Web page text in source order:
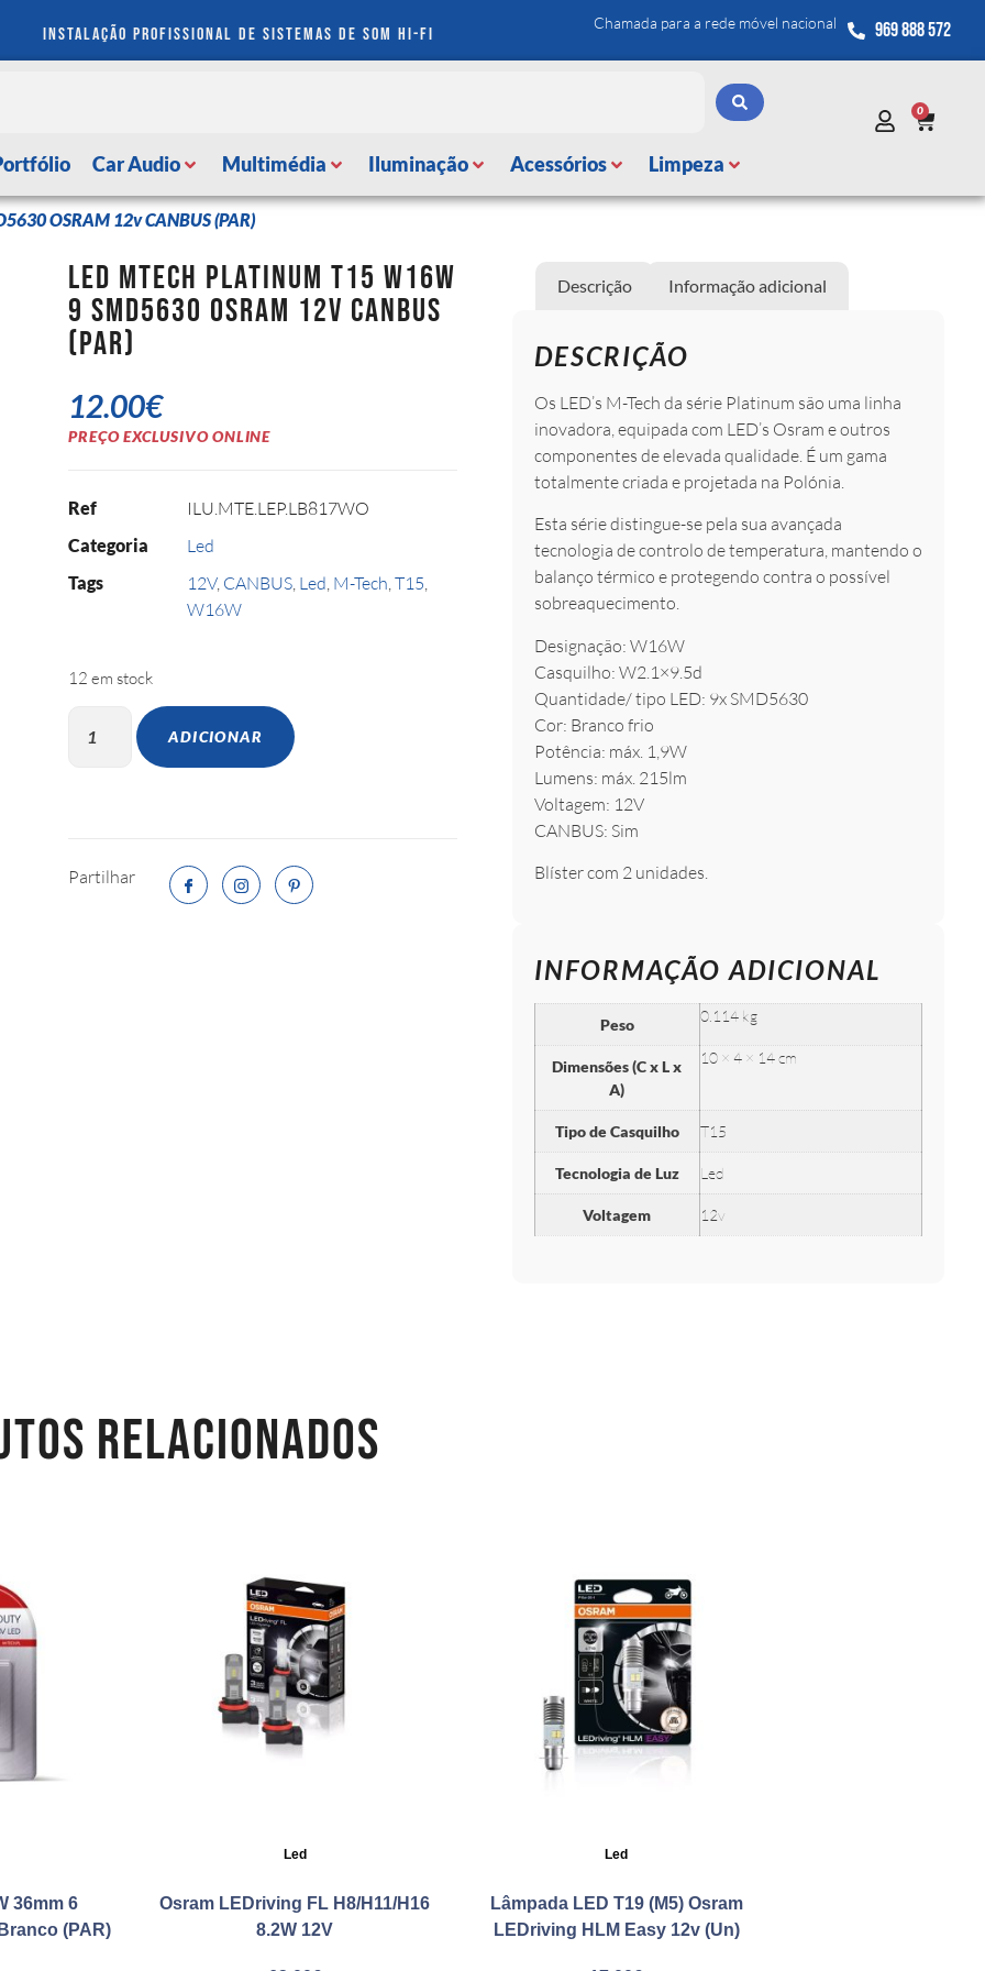
instalação profissional de sistemas de som hi-fi
Chamada para a rede móvel nacional 969 888 572
Car Audio Multimédia Iluminação Acessórios Limpeza
0
OSRAM 12v CANBUS (PAR)
LED MTech Platinum T15 W16W
9 SMD5630 OSRAM 12v CANBUS
(PAR)
12.00€
PREÇO EXCLUSIVO ONLINE
Ref ILU.MTE.LEP.LB817WO
Categoria Led
Tags 12V, CANBUS Led M-Tech ,T15
W16W
12 em stock
ADICIONAR
Partilhar
Descrição Informação adicional
DESCRIÇÃO
Os LED’s M-Tech da série Platinum são uma linha
inovadora, equipada com LED’s Osram e outros
componentes de elevada qualidade. É um gama
totalmente criada e projetada na Polónia.
Esta série distingue-se pela sua avançada
tecnologia de controlo de temperatura, mantendo o
balanço térmico e protegendo contra o possível
sobreaquecimento.
Designação: W16W
Casquilho: W2.1×9.5d
Quantidade/ tipo LED: 9x SMD5630
Cor: Branco frio
Potência: máx. 1,9W
Lumens: máx. 215lm
Voltagem: 12V
CANBUS: Sim
Blíster com 2 unidades.
INFORMAÇÃO ADICIONAL
Peso 0.114 kg
Dimensões (C x L x
A)
10 × 4 × 14 cm
Tipo de Casquilho T15
Tecnologia de Luz Led
Voltagem 12v
RELACIONADOS
36mm 6
(PAR)
Led
Osram LEDriving FL H8/H11/H16
8.2W 12V
Led
Lâmpada LED T19 (M5) Osram
LEDriving HLM Easy 12v (Un)